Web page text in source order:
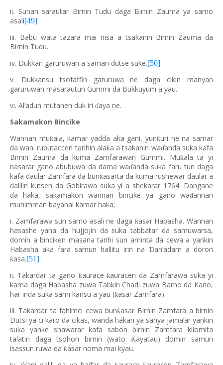
ii. Sunan sarautar Birnin Tudu daga Birnin Zauma ya samo
asali[49].
iii. Babu wata tazara mai nisa a tsakanin Birnin Zauma da
Birnin Tudu.
iv. Dukkan garuruwan a saman dutse suke.[50]
v. Dukkansu tsofaffin garuruwa ne daga cikin manyan
garuruwan masarautun Gummi da Bukkuyum a yau.
vi. Al’adun mutanen duk iri ɗaya ne.
Sakamakon Bincike
Wannan muƙala, kamar yadda aka gani, yunƙuri ne na samar
da wani rubutaccen tarihin alaƙa a tsakanin waɗanda suka kafa
Birnin Zauma da kuma Zamfarawan Gummi. Muƙala ta yi
nasarar gano abubuwa da dama waɗanda suka faru tun daga
kafa daular Zamfara da bunƙasarta da kuma rushewar daular a
dalilin kutsen da Gobirawa suka yi a shekarar 1764. Dangane
da haka, sakamakon wannan bincike ya gano waɗannan
muhimman bayanai kamar haka;
i. Zamfarawa sun samo asali ne daga ƙasar Habasha. Wannan
hasashe yana da hujjojin da suka tabbatar da samuwarsa,
domin a binciken masana tarihi sun aminta da cewa a yankin
Habasha aka fara samun hallitu irin na Ɗan’adam a doron
ƙasa.[51]
ii. Takardar ta gano ƙaurace-ƙauracen da Zamfarawa suka yi
kama daga Habasha zuwa Tabkin Chadi zuwa Barno da Kano,
har inda suka sami kansu a yau (ƙasar Zamfara).
iii. Takardar ta fahimci cewa bunƙasar Birnin Zamfara a birnin
Dutsi ya ci karo da cikas, wanda hakan ya sanya jama’ar yankin
suka yanke shawarar kafa sabon birnin Zamfara kilomita
talatin daga tsohon birnin (wato Ƙayatau) domin samun
isassun ruwa da ƙasar noma mai kyau.